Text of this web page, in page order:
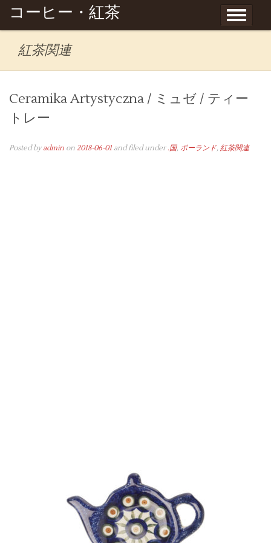
コーヒー・紅茶
紅茶関連
Ceramika Artystyczna / ミュゼ / ティー
トレー
Posted byadmin on 2018-06-01 and filed under .国, ポーランド, 紅茶関連